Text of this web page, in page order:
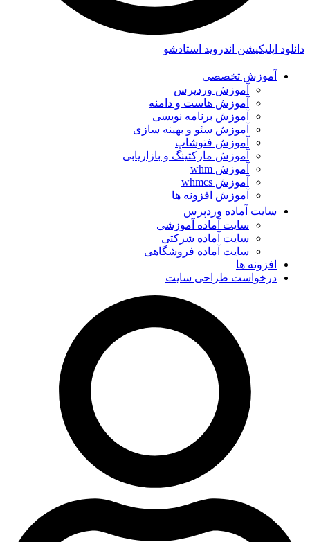
دانلود اپلیکیشن اندروید استادشو
آموزش تخصصی
آموزش وردپرس
آموزش هاست و دامنه
آموزش برنامه نویسی
آموزش سئو و بهینه سازی
آموزش فتوشاپ
آموزش مارکتینگ و بازاریابی
آموزش whm
آموزش whmcs
آموزش افزونه ها
سایت آماده وردپرس
سایت آماده آموزشی
سایت آماده شرکتی
سایت آماده فروشگاهی
افزونه ها
درخواست طراحی سایت